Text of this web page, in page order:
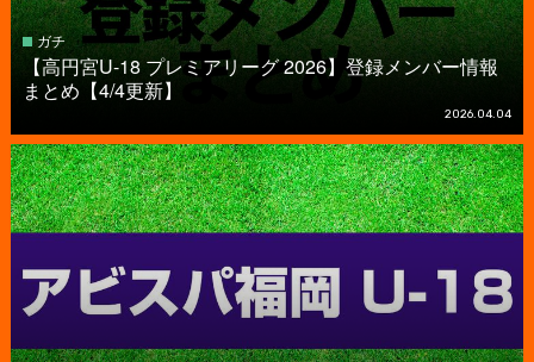
ガチ
【高円宮U-18 プレミアリーグ 2026】登録メンバー情報
まとめ【4/4更新】
2026.04.04